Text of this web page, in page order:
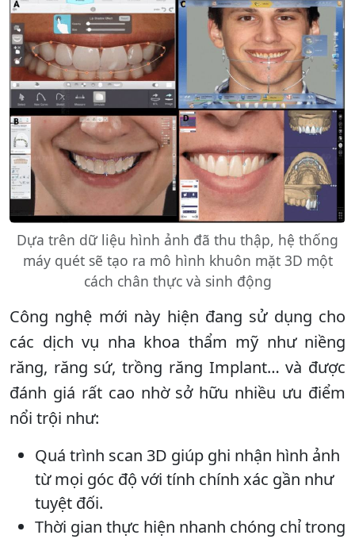
Dựa trên dữ liệu hình ảnh đã thu thập, hệ thống
máy quét sẽ tạo ra mô hình khuôn mặt 3D một
cách chân thực và sinh động
Công nghệ mới này hiện đang sử dụng cho
các dịch vụ nha khoa thẩm mỹ như niềng
răng, răng sứ, trồng răng Implant… và được
đánh giá rất cao nhờ sở hữu nhiều ưu điểm
nổi trội như:
Quá trình scan 3D giúp ghi nhận hình ảnh
từ mọi góc độ với tính chính xác gần như
tuyệt đối.
Thời gian thực hiện nhanh chóng chỉ trong